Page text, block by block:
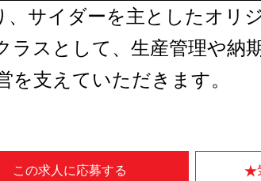
、サイダーを主としたオリ
ラスとして、生産管理や納
を支えていただきます。
この求人に応募する